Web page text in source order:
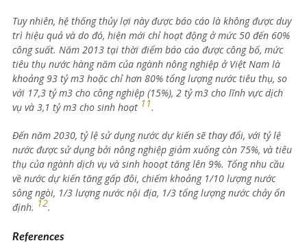
Tuy nhiên, hệ thống thủy lợi này được báo cáo là không được duy
trì hiệu quả và do đó, hiện mới chỉ hoạt động ở mức 50 đến 60%
công suất. Năm 2013 tại thời điểm báo cáo được công bố, mức
tiêu thụ nước hàng năm của ngành nông nghiệp ở Việt Nam là
khoảng 93 tỷ m3 hoặc chỉ hơn 80% tổng lượng nước tiêu thụ, so
với 17,3 tỷ m3 cho công nghiệp (15%), 2 tỷ m3 cho lĩnh vực dịch
vụ và 3,1 tỷ m3 cho sinh hoạt 11.
Đến năm 2030, tỷ lệ sử dụng nước dự kiến sẽ thay đổi, với tỷ lệ
nước được sử dụng bởi nông nghiệp giảm xuống còn 75%, và tiêu
thụ của ngành dịch vụ và sinh hooạt tăng lên 9%. Tổng nhu cầu
về nước dự kiến tăng gấp đôi, chiếm khoảng 1/10 lượng nước
sông ngòi, 1/3 lượng nước nội địa, 1/3 tổng lượng nước chảy ổn
định. 12.
References